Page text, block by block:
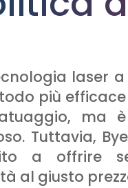
laser
più
ma
Tuttavia,
a offrire
al giusto